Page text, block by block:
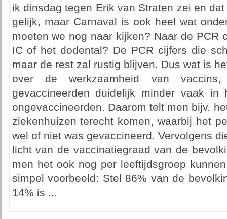
ik dinsdag tegen Erik van Straten zei en
gelijk, maar Carnaval is ook heel wat
moeten we nog naar kijken? Naar de PCR
IC of het dodental? De PCR cijfers die
maar de rest zal rustig blijven. Dus wat is
over de werkzaamheid van
gevaccineerden duidelijk minder vaak in
ongevaccineerden. Daarom telt men bijv.
ziekenhuizen terecht komen, waarbij het
wel of niet was gevaccineerd. Vervolgens
licht van de vaccinatiegraad van de
men het ook nog per leeftijdsgroep
simpel voorbeeld: Stel 86% van de
14% is ...